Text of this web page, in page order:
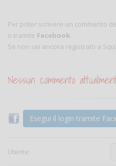
Per poter scrivere un commento
o tramite Facebook.
Se non sei ancora registrato a
Nessun commento
Esegui il login tramite
Utente: